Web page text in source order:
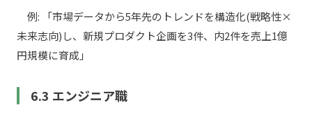
例: 「市場データから5年先のトレンドを構造化(戦略性×
未来志向)し、新規プロダクト企画を3件、内2件を売上1億
円規模に育成」
6.3 エンジニア職